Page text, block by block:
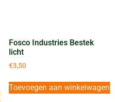
Fosco Industries Bestek
licht
€3,50
Toevoegen aan winkelwagen